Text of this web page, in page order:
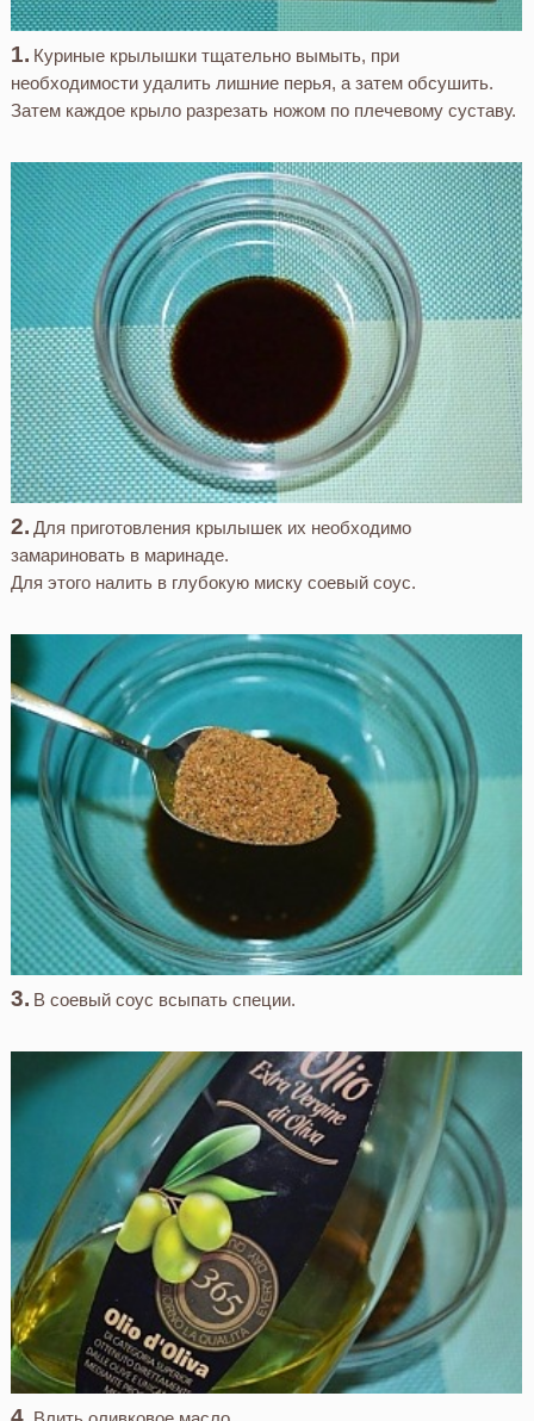
Куриные крылышки тщательно вымыть, при
необходимости удалить лишние перья, а затем обсушить.
Затем каждое крыло разрезать ножом по плечевому суставу.
Для приготовления крылышек их необходимо
замариновать в маринаде.
Для этого налить в глубокую миску соевый соус.
В соевый соус всыпать специи.